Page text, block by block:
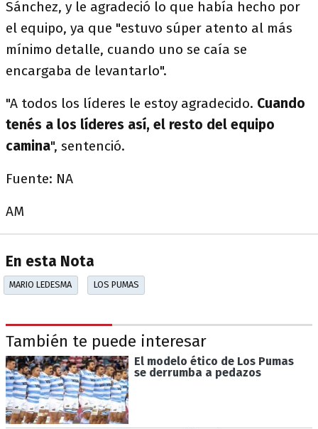
Sánchez, y le agradeció lo que había hecho por
el equipo, ya que "estuvo súper atento al más
mínimo detalle, cuando uno se caía se
encargaba de levantarlo".
"A todos los líderes le estoy agradecido. Cuando
tenés a los líderes así, el resto del equipo
camina", sentenció.
Fuente: NA
AM
En esta Nota
MARIO LEDESMA LOS PUMAS
También te puede interesar
El modelo ético de Los Pumas
se derrumba a pedazos